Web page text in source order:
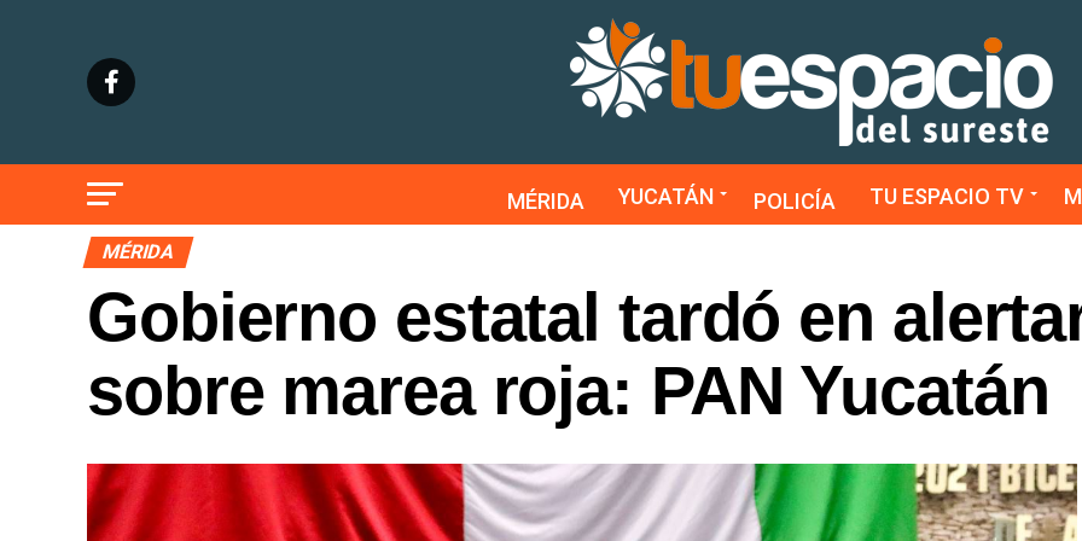
MÉRIDA YUCATÁN POLICÍA TU ESPACIO TV
MÉRIDA
Gobierno estatal tardó en
sobre marea roja: PAN Yucatán